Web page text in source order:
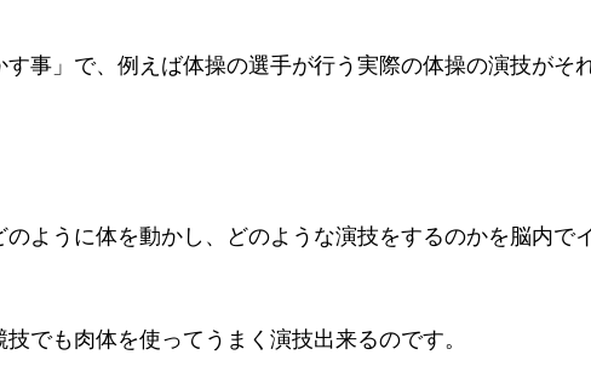
事」で、例えば体操の選手が行う実際の体操の演技がそ
ように体を動かし、どのような演技をするのかを脳内で
でも肉体を使ってうまく演技出来るのです。